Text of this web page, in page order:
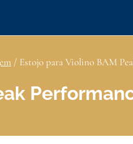
/ Estojo para Violino BAM